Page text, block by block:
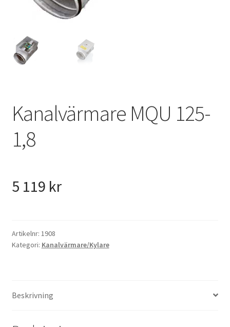
Fynd
Kanalvärmare MQU 125-
1,8
5 119 kr
Artikelnr: 1908
Kategori: Kanalvärmare/Kylare
Beskrivning